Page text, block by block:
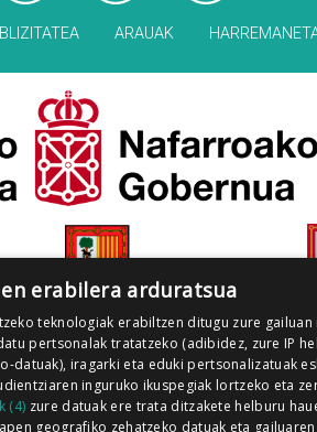
ARAUAK
erabilera arduratsua
teknologiak erabiltzen ditugu zure
pertsonalak tratatzeko (adibidez, zure IP
datuak), iragarki eta eduki pertsonalizatuak
inguruko ikuspegiak lortzeko eta
(4) zure datuak ere trata ditzakete helburu
geografiko zehatzeko datuak eta